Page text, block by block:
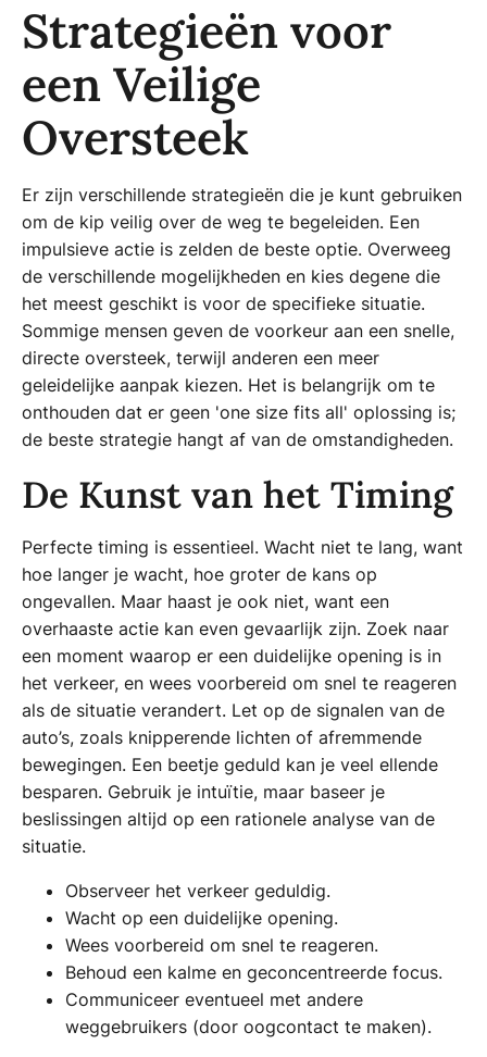
Strategieën voor
een Veilige
Oversteek
Er zijn verschillende strategieën die je kunt gebruiken
om de kip veilig over de weg te begeleiden. Een
impulsieve actie is zelden de beste optie. Overweeg
de verschillende mogelijkheden en kies degene die
het meest geschikt is voor de specifieke situatie.
Sommige mensen geven de voorkeur aan een snelle,
directe oversteek, terwijl anderen een meer
geleidelijke aanpak kiezen. Het is belangrijk om te
onthouden dat er geen 'one size fits all' oplossing is;
de beste strategie hangt af van de omstandigheden.
De Kunst van het Timing
Perfecte timing is essentieel. Wacht niet te lang, want
hoe langer je wacht, hoe groter de kans op
ongevallen. Maar haast je ook niet, want een
overhaaste actie kan even gevaarlijk zijn. Zoek naar
een moment waarop er een duidelijke opening is in
het verkeer, en wees voorbereid om snel te reageren
als de situatie verandert. Let op de signalen van de
auto’s, zoals knipperende lichten of afremmende
bewegingen. Een beetje geduld kan je veel ellende
besparen. Gebruik je intuïtie, maar baseer je
beslissingen altijd op een rationele analyse van de
situatie.
Observeer het verkeer geduldig.
Wacht op een duidelijke opening.
Wees voorbereid om snel te reageren.
Behoud een kalme en geconcentreerde focus.
Communiceer eventueel met andere
weggebruikers (door oogcontact te maken).